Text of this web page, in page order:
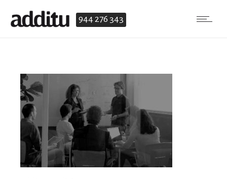
944 276 343